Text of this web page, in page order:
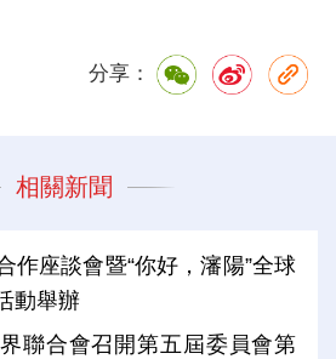
分享：
相關新聞
座談會暨“你好，瀋陽”全球
動舉辦
聯合會召開第五屆委員會第